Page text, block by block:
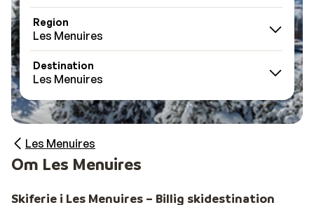
Region
Les Menuires
Destination
Les Menuires
Les Menuires
Om Les Menuires
Skiferie i Les Menuires – Billig skidestination